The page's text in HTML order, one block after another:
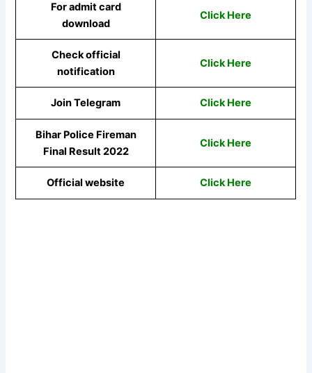
For admit card
download
Click Here
Check official
notification
Click Here
Join Telegram Click Here
Bihar Police Fireman
Final Result 2022
Click Here
Official website Click Here